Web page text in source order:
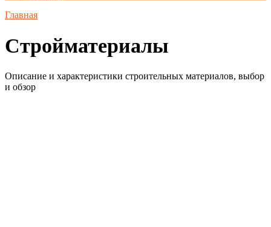
Главная
Стройматериалы
Описание и характеристики строительных материалов, выбор
и обзор